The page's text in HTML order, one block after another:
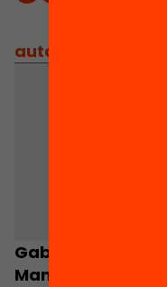
autors
Gabriel Janer
Manila